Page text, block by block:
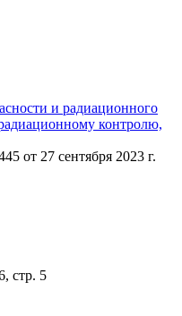
от 27 сентября 2023 г.
стр. 5